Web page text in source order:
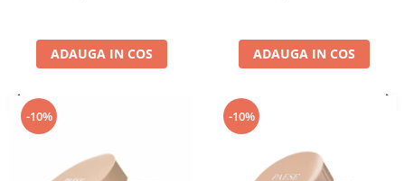
ADAUGA IN COS ADAUGA IN COS
-10% -10%